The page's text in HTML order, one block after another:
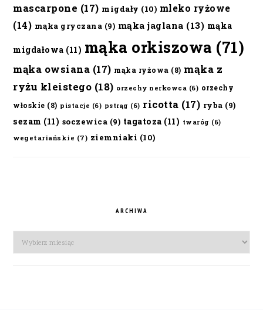
mascarpone (17) migdały (10) mleko ryżowe
(14) mąka gryczana (9) mąka jaglana (13) mąka
migdałowa (11) mąka orkiszowa (71)
mąka owsiana (17) mąka ryżowa (8) mąka z
ryżu kleistego (18) orzechy nerkowca (6) orzechy
włoskie (8) pistacje (6) pstrąg (6) ricotta (17) ryba (9)
sezam (11) soczewica (9) tagatoza (11) twaróg (6)
wegetariańskie (7) ziemniaki (10)
ARCHIWA
Archiwa